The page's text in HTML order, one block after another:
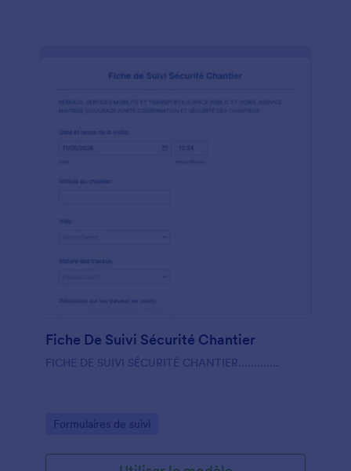
Fiche De Suivi Sécurité Chantier
FICHE DE SUIVI SÉCURITÉ CHANTIER.............
Go to Category:
Formulaires de suivi